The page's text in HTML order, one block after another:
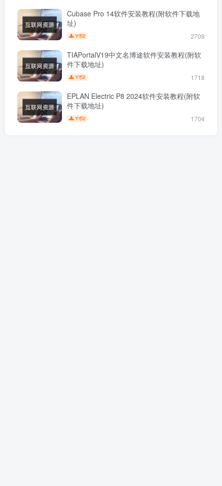
Cubase Pro 14软件安装教程(附软件下载地
址)
Y币2 2709
TIAPortalV19中文名博途软件安装教程(附软
件下载地址)
Y币2 1718
EPLAN Electric P8 2024软件安装教程(附软
件下载地址)
Y币2 1704